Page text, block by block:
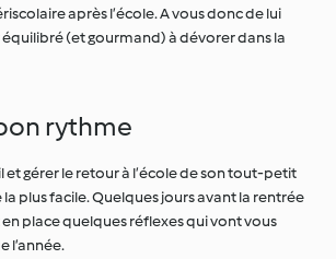
après l’école. A vous donc de lui
(et gourmand) à dévorer dans la
rythme
et gérer le retour à l’école de son tout-petit
la plus facile. Quelques jours avant la rentrée
place quelques réflexes qui vont vous
l’année.